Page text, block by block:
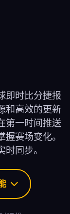
即时比分捷报
和高效的更新
第一时间推送
赛场变化。
同步。